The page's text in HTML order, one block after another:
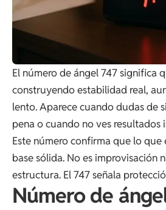
El número de ángel 747 significa
construyendo estabilidad real,
lento. Aparece cuando dudas de
pena o cuando no ves resultados
Este número confirma que lo que
base sólida. No es improvisación
estructura. El 747 señala
Número de